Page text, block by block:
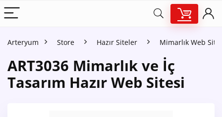
Arteryum Store Hazır Siteler Mimarlık Web
ART3036 Mimarlık ve İç
Tasarım Hazır Web Sitesi